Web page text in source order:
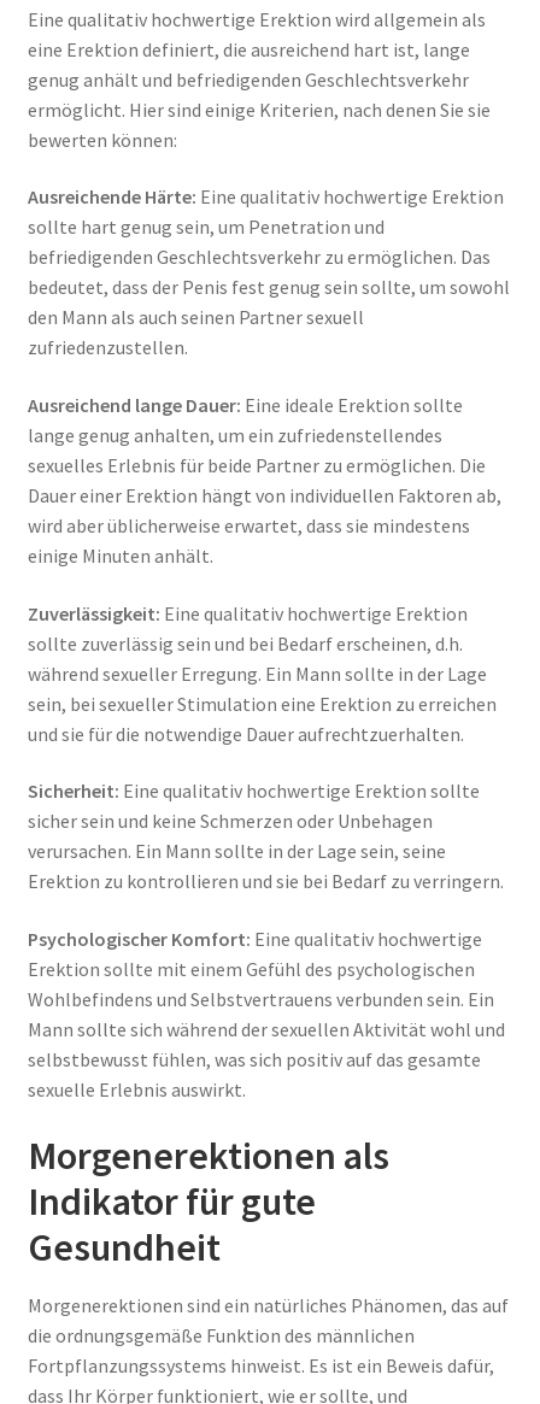
Eine qualitativ hochwertige Erektion wird allgemein als
eine Erektion definiert, die ausreichend hart ist, lange
genug anhält und befriedigenden Geschlechtsverkehr
ermöglicht. Hier sind einige Kriterien, nach denen Sie sie
bewerten können:
Ausreichende Härte: Eine qualitativ hochwertige Erektion
sollte hart genug sein, um Penetration und
befriedigenden Geschlechtsverkehr zu ermöglichen. Das
bedeutet, dass der Penis fest genug sein sollte, um sowohl
den Mann als auch seinen Partner sexuell
zufriedenzustellen.
Ausreichend lange Dauer: Eine ideale Erektion sollte
lange genug anhalten, um ein zufriedenstellendes
sexuelles Erlebnis für beide Partner zu ermöglichen. Die
Dauer einer Erektion hängt von individuellen Faktoren ab,
wird aber üblicherweise erwartet, dass sie mindestens
einige Minuten anhält.
Zuverlässigkeit: Eine qualitativ hochwertige Erektion
sollte zuverlässig sein und bei Bedarf erscheinen, d.h.
während sexueller Erregung. Ein Mann sollte in der Lage
sein, bei sexueller Stimulation eine Erektion zu erreichen
und sie für die notwendige Dauer aufrechtzuerhalten.
Sicherheit: Eine qualitativ hochwertige Erektion sollte
sicher sein und keine Schmerzen oder Unbehagen
verursachen. Ein Mann sollte in der Lage sein, seine
Erektion zu kontrollieren und sie bei Bedarf zu verringern.
Psychologischer Komfort: Eine qualitativ hochwertige
Erektion sollte mit einem Gefühl des psychologischen
Wohlbefindens und Selbstvertrauens verbunden sein. Ein
Mann sollte sich während der sexuellen Aktivität wohl und
selbstbewusst fühlen, was sich positiv auf das gesamte
sexuelle Erlebnis auswirkt.
Morgenerektionen als
Indikator für gute
Gesundheit
Morgenerektionen sind ein natürliches Phänomen, das auf
die ordnungsgemäße Funktion des männlichen
Fortpflanzungssystems hinweist. Es ist ein Beweis dafür,
dass Ihr Körper funktioniert, wie er sollte, und